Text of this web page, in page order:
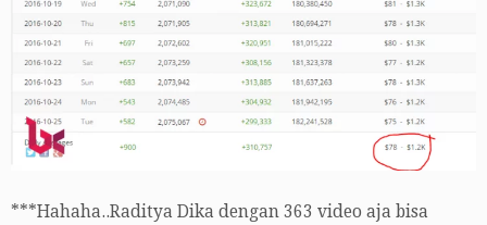
***Hahaha..Raditya Dika dengan 363 video aja bisa